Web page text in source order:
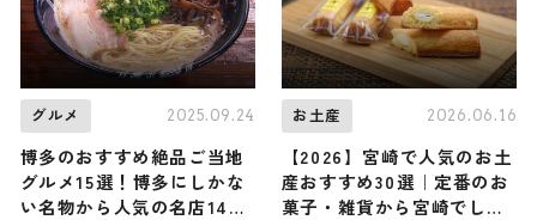
グルメ 2025.09.24
博多のおすすめ絶品ご当地
グルメ15選！博多にしかな
い名物から人気の名店14選
お土産 2026.06.16
【2026】宮崎で人気のお土
産おすすめ30選｜定番のお
菓子・雑貨から宮崎でしか